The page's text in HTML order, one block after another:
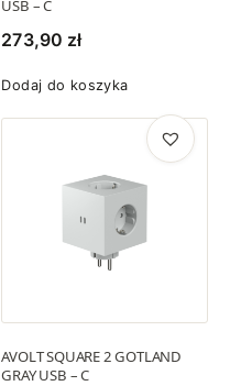
USB – C
273,90 zł
Dodaj do koszyka
AVOLT SQUARE 2 GOTLAND
GRAY USB – C